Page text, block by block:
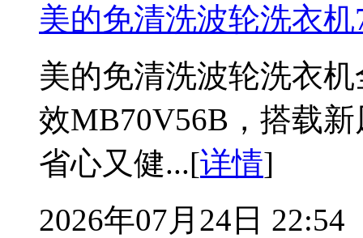
美的免清洗波轮洗衣机
美的免清洗波轮洗衣
效MB70V56B，搭载
省心又健...[详情]
2026年07月24日 22:54